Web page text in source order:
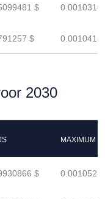
$
$
2030
MAXIMUM
$